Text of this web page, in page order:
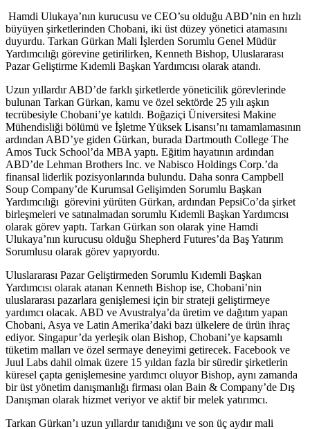
Hamdi Ulukaya’nın kurucusu ve CEO’su olduğu ABD’nin en hızlı
büyüyen şirketlerinden Chobani, iki üst düzey yönetici atamasını
duyurdu. Tarkan Gürkan Mali İşlerden Sorumlu Genel Müdür
Yardımcılığı görevine getirilirken, Kenneth Bishop, Uluslararası
Pazar Geliştirme Kıdemli Başkan Yardımcısı olarak atandı.
Uzun yıllardır ABD’de farklı şirketlerde yöneticilik görevlerinde
bulunan Tarkan Gürkan, kamu ve özel sektörde 25 yılı aşkın
tecrübesiyle Chobani’ye katıldı. Boğaziçi Üniversitesi Makine
Mühendisliği bölümü ve İşletme Yüksek Lisansı’nı tamamlamasının
ardından ABD’ye giden Gürkan, burada Dartmouth College The
Amos Tuck School’da MBA yaptı. Eğitim hayatının ardından
ABD’de Lehman Brothers Inc. ve Nabisco Holdings Corp.’da
finansal liderlik pozisyonlarında bulundu. Daha sonra Campbell
Soup Company’de Kurumsal Gelişimden Sorumlu Başkan
Yardımcılığı görevini yürüten Gürkan, ardından PepsiCo’da şirket
birleşmeleri ve satınalmadan sorumlu Kıdemli Başkan Yardımcısı
olarak görev yaptı. Tarkan Gürkan son olarak yine Hamdi
Ulukaya’nın kurucusu olduğu Shepherd Futures’da Baş Yatırım
Sorumlusu olarak görev yapıyordu.
Uluslararası Pazar Geliştirmeden Sorumlu Kıdemli Başkan
Yardımcısı olarak atanan Kenneth Bishop ise, Chobani’nin
uluslararası pazarlara genişlemesi için bir strateji geliştirmeye
yardımcı olacak. ABD ve Avustralya’da üretim ve dağıtım yapan
Chobani, Asya ve Latin Amerika’daki bazı ülkelere de ürün ihraç
ediyor. Singapur’da yerleşik olan Bishop, Chobani’ye kapsamlı
tüketim malları ve özel sermaye deneyimi getirecek. Facebook ve
Juul Labs dahil olmak üzere 15 yıldan fazla bir süredir şirketlerin
küresel çapta genişlemesine yardımcı oluyor Bishop, aynı zamanda
bir üst yönetim danışmanlığı firması olan Bain & Company’de Dış
Danışman olarak hizmet veriyor ve aktif bir melek yatırımcı.
Tarkan Gürkan’ı uzun yıllardır tanıdığını ve son üç aydır mali